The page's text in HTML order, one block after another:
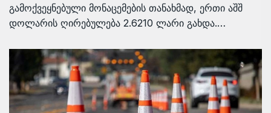
გამოქვეყნებული მონაცემების თანახმად, ერთი აშშ
დოლარის ღირებულება 2.6210 ლარი გახდა.…